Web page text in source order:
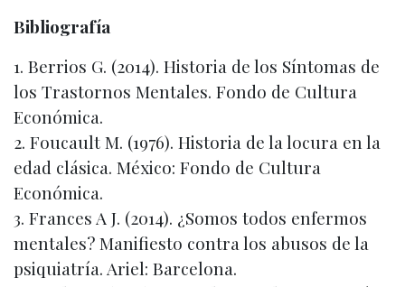
Bibliografía
1. Berrios G. (2014). Historia de los Síntomas de
los Trastornos Mentales. Fondo de Cultura
Económica.
2. Foucault M. (1976). Historia de la locura en la
edad clásica. México: Fondo de Cultura
Económica.
3. Frances A J. (2014). ¿Somos todos enfermos
mentales? Manifiesto contra los abusos de la
psiquiatría. Ariel: Barcelona.